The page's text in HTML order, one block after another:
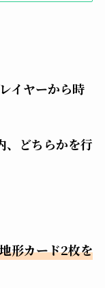
イヤーから時
、どちらかを行
形カード2枚を